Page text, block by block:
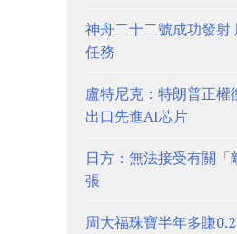
神舟二十二號成功發射
任務
盧特尼克：特朗普正
出口先進AI芯片
日方：無法接受有關
張
周大福珠寶半年多賺